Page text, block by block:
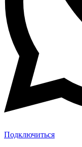
Подключиться